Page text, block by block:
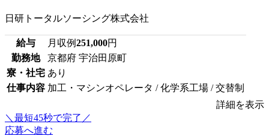
日研トータルソーシング株式会社
給与 月収例251,000円
勤務地
京都府 宇治田原町
寮・社宅 あり
仕事内容 加工・マシンオペレータ / 化学系工場 / 交替制
詳細を表示
＼最短45秒で完了／
応募へ進む